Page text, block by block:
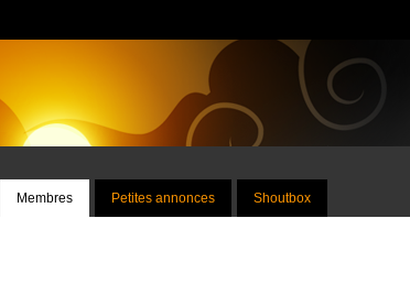
Membres Petites annonces Shoutbox